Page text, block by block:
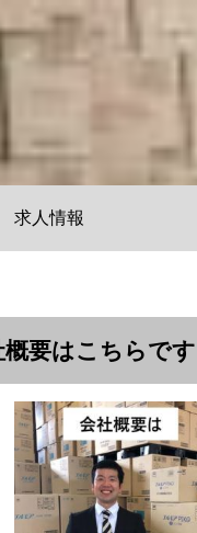
求人情報
概要はこちらです